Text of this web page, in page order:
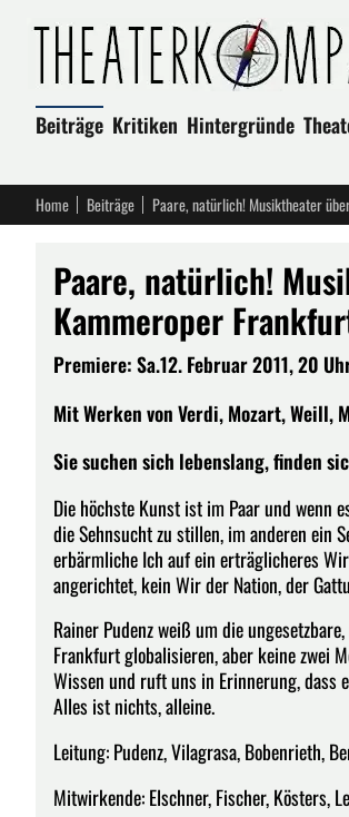
Beiträge Kritiken Hintergründe
Home Beiträge Paare, natürlich! Musiktheater
Paare, natürlich!
Kammeroper
Premiere: Sa.12. Februar 2011, 20
Mit Werken von Verdi, Mozart, Weill,
Sie suchen sich lebenslang, finden
Die höchste Kunst ist im Paar und wenn
die Sehnsucht zu stillen, im anderen ein
erbärmliche Ich auf ein erträglicheres
angerichtet, kein Wir der Nation, der
Rainer Pudenz weiß um die
Frankfurt globalisieren, aber keine zwei
Wissen und ruft uns in Erinnerung, dass
Alles ist nichts, alleine.
Leitung: Pudenz, Vilagrasa, Bobenrieth,
Mitwirkende: Elschner, Fischer, Kösters,